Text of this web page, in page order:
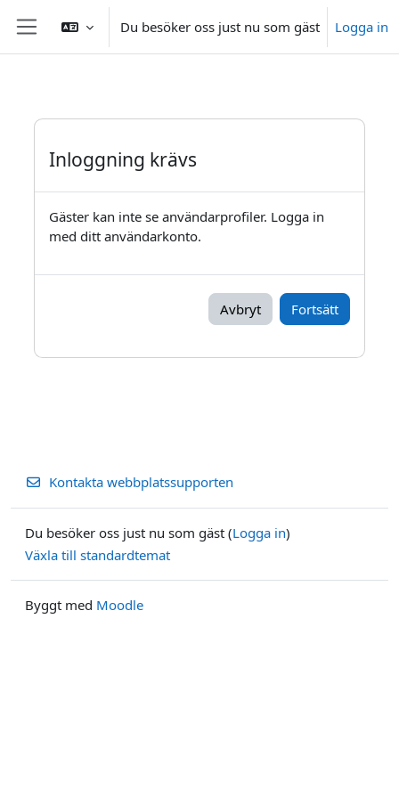
Gå direkt till huvudinnehåll
Du besöker oss just nu som gäst Logga in
Inloggning krävs
Gäster kan inte se användarprofiler. Logga in
med ditt användarkonto.
Avbryt Fortsätt
Kontakta webbplatssupporten
Du besöker oss just nu som gäst (Logga in)
Växla till standardtemat
Byggt med Moodle